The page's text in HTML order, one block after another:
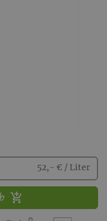
52,- € / Liter